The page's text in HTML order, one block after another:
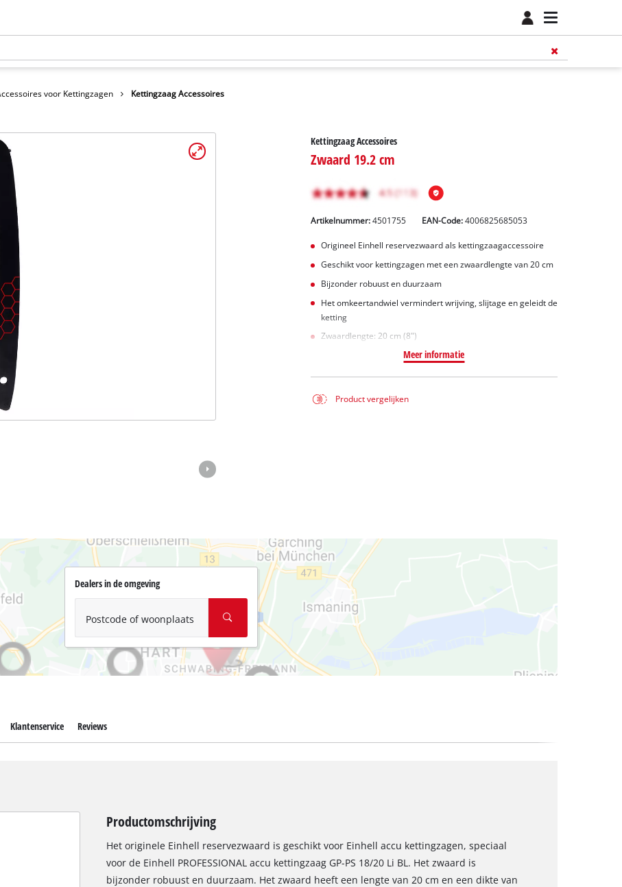
voor Kettingzagen Kettingzaag Accessoires
Kettingzaag Accessoires
Zwaard 19.2 cm
Artikelnummer: 4501755 EAN-Code:4006825685053
Origineel Einhell reservezwaard als kettingzaagaccessoire
Geschikt voor kettingzagen met een zwaardlengte van 20 cm
Bijzonder robuust en duurzaam
Het omkeertandwiel vermindert wrijving, slijtage en geleidt de
ketting
Zwaardlengte: 20 cm (8")
Meer informatie
Product vergelijken
Dealers in de omgeving
Postcode of woonplaats
Klantenservice Reviews
Productomschrijving
Het originele Einhell reservezwaard is geschikt voor Einhell accu kettingzagen, speciaal
voor de Einhell PROFESSIONAL accu kettingzaag GP-PS 18/20 Li BL. Het zwaard is
bijzonder robuust en duurzaam. Het zwaard heeft een lengte van 20 cm en een dikte van